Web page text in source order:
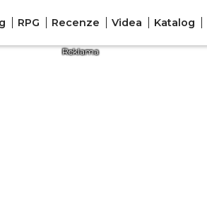
RPG Recenze Videa Katalog